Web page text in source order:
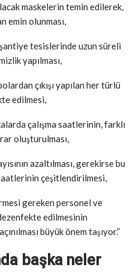
maskelerin temin edilerek,
emin olunması,
tesislerinde uzun süreli
yapılması,
çıkışı yapılan her türlü
edilmesi,
çalışma saatlerinin, farklı
oluşturulması,
azaltılması, gerekirse bu
çeşitlendirilmesi,
gereken personel ve
edilmesinin
büyük önem taşıyor.”
başka neler